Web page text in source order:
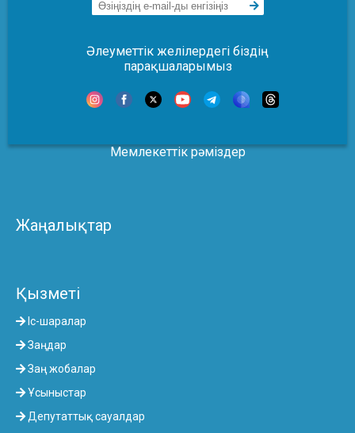
Әлеуметтік желілердегі біздің
парақшаларымыз
Мемлекеттік рәміздер
Жаңалықтар
Қызметі
Іс-шаралар
Заңдар
Заң жобалар
Ұсыныстар
Депутаттық сауалдар